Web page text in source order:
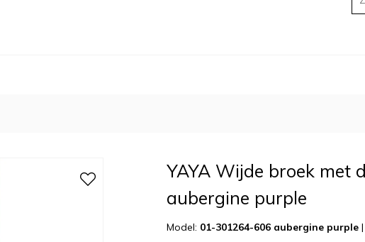
YAYA Wijde broek met
aubergine purple
Model: 01-301264-606 aubergine purple